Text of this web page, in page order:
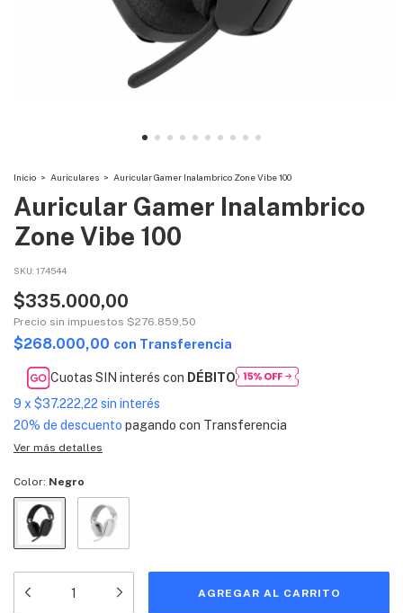
Inicio > Auriculares > Auricular Gamer Inalambrico Zone Vibe 100
Auricular Gamer Inalambrico
Zone Vibe 100
SKU: 174544
$335.000,00
Precio sin impuestos $276.859,50
$268.000,00 con Transferencia
Cuotas SIN interés con DÉBITO
9 x $37.222,22 sin interés
20% de descuento pagando con Transferencia
Ver más detalles
Color: Negro